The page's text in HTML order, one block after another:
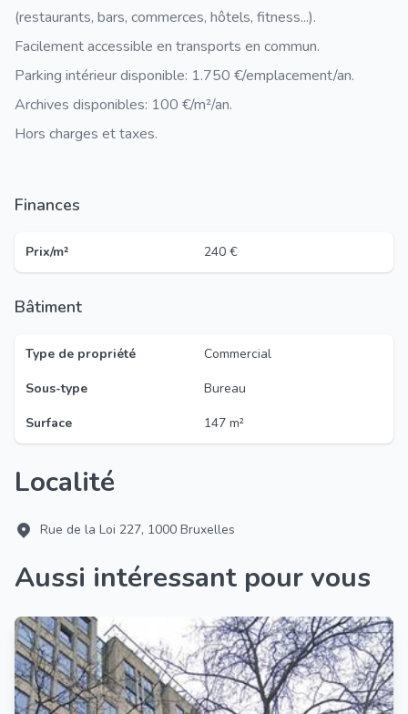
(restaurants, bars, commerces, hôtels, fitness...).
Facilement accessible en transports en commun.
Parking intérieur disponible: 1.750 €/emplacement/an.
Archives disponibles: 100 €/m²/an.
Hors charges et taxes.
Finances
Prix/m² 240 €
Bâtiment
Type de propriété
Commercial
Sous-type
Bureau
Surface
147 m²
Localité
Rue de la Loi 227, 1000 Bruxelles
Aussi intéressant pour vous